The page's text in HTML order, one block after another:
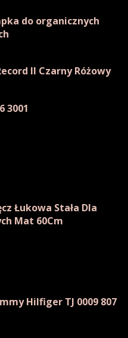
do organicznych
II Czarny Różowy
3001
Łukowa Stała Dla
Mat 60Cm
Hilfiger TJ 0009 807